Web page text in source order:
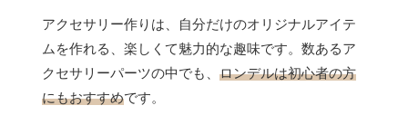
アクセサリー作りは、自分だけのオリジナルアイテ
ムを作れる、楽しくて魅力的な趣味です。数あるア
クセサリーパーツの中でも、 ロンデルは初心者の方
にもおすすめです。